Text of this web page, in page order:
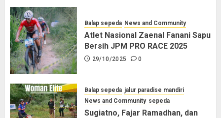
Balap sepeda News and Community
Atlet Nasional Zaenal Fanani Sapu
Bersih JPM PRO RACE 2025
29/10/2025 0
Balap sepeda jalur paradise mandiri
News and Community sepeda
Sugiatno, Fajar Ramadhan, dan